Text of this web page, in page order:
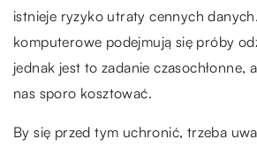
istnieje ryzyko utraty cennych
komputerowe podejmują się próby
jednak jest to zadanie czasochłonne,
nas sporo kosztować.
By się przed tym uchronić, trzeba